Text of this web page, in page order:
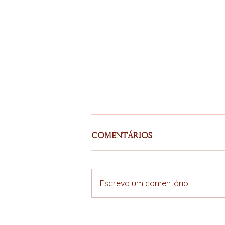
Comentários
Escreva um comentário